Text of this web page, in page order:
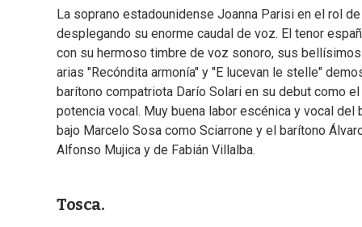
La soprano estadounidense Joanna Parisi en el rol
desplegando su enorme caudal de voz. El tenor
con su hermoso timbre de voz sonoro, sus
arias "Recóndita armonía" y "E lucevan le stelle"
barítono compatriota Darío Solari en su debut como
potencia vocal. Muy buena labor escénica y vocal del
bajo Marcelo Sosa como Sciarrone y el barítono
Alfonso Mujica y de Fabián Villalba.
Tosca.